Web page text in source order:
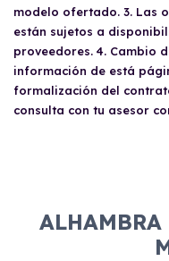
modelo ofertado. 3. Las
están sujetos a
proveedores. 4. Cambio
información de está
formalización del
consulta con tu asesor